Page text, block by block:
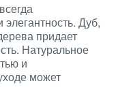
всегда
элегантность. Дуб,
придает
Натуральное
и
может